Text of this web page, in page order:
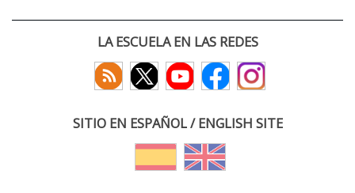
LA ESCUELA EN LAS REDES
SITIO EN ESPAÑOL / ENGLISH SITE